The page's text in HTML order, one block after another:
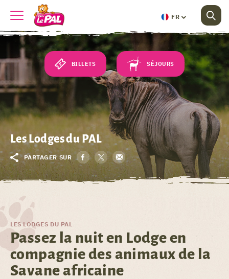
FR
BILLETS SÉJOURS
Les Lodges du PAL
PARTAGER SUR
LES LODGES DU PAL
Passez la nuit en Lodge en
compagnie des animaux de la
Savane africaine